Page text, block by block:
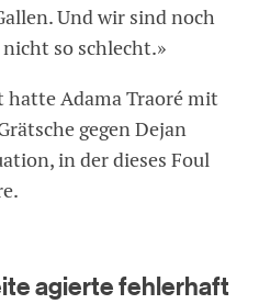
Und wir sind noch
so schlecht.»
hatte Adama Traoré mit
gegen Dejan
in der dieses Foul
agierte fehlerhaft